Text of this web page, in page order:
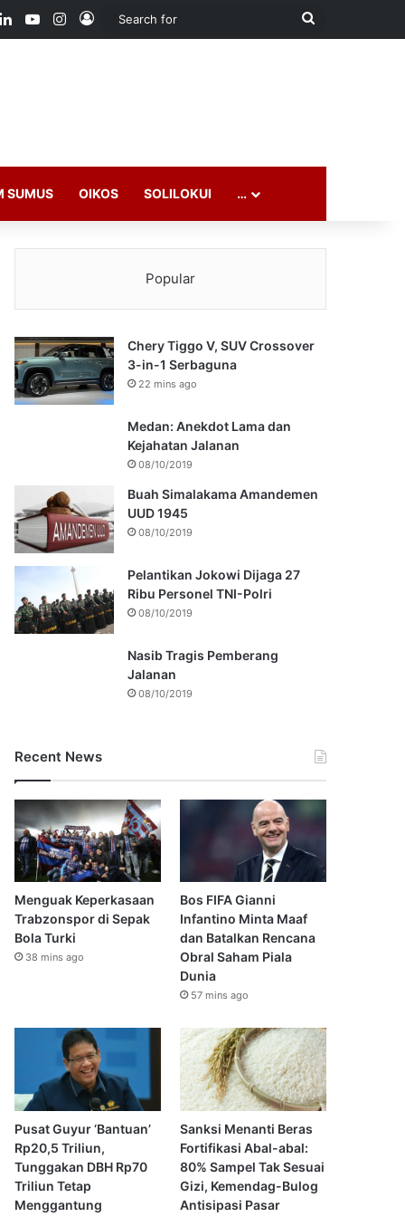
LinkedInYouTubeInstagram
Log In
Search
SUMUS OIKOS SOLILOKUI …
Popular
Chery Tiggo V, SUV Crossover
3-in-1 Serbaguna
22 mins ago
Medan: Anekdot Lama dan
Kejahatan Jalanan
08/10/2019
Buah Simalakama Amandemen
UUD 1945
08/10/2019
Pelantikan Jokowi Dijaga 27
Ribu Personel TNI-Polri
08/10/2019
Nasib Tragis Pemberang
Jalanan
08/10/2019
Recent News
Menguak Keperkasaan
Trabzonspor di Sepak
Bola Turki
38 mins ago
Bos FIFA Gianni
Infantino Minta Maaf
dan Batalkan Rencana
Obral Saham Piala
Dunia
57 mins ago
Pusat Guyur ‘Bantuan’
Rp20,5 Triliun,
Tunggakan DBH Rp70
Triliun Tetap
Menggantung
Sanksi Menanti Beras
Fortifikasi Abal-abal:
80% Sampel Tak Sesuai
Gizi, Kemendag-Bulog
Antisipasi Pasar